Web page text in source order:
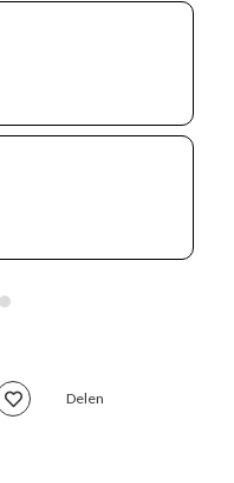
Delen